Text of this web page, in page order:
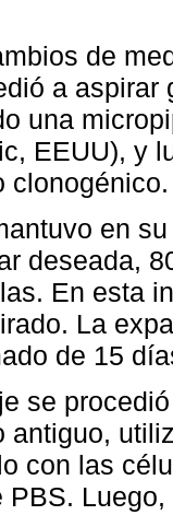
de
a
una
EEUU), y
clonogénico.
en
deseada,
En esta
La
de 15
se
antiguo,
con las
PBS.